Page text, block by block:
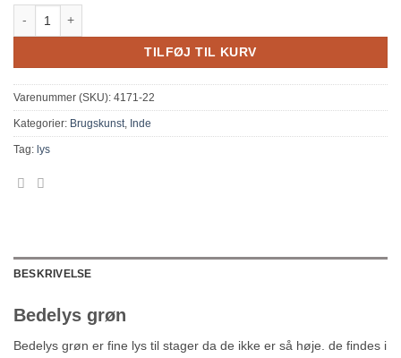
TILFØJ TIL KURV
Varenummer (SKU): 4171-22
Kategorier: Brugskunst, Inde
Tag: lys
BESKRIVELSE
Bedelys grøn
Bedelys grøn er fine lys til stager da de ikke er så høje. de findes i